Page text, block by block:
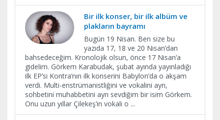
Bir ilk konser, bir ilk albüm ve
plakların bayramı
Bugün 19 Nisan. Ben size bu
yazıda 17, 18 ve 20 Nisan’dan
bahsedeceğim. Kronolojik olsun, önce 17 Nisan’a
gidelim. Görkem Karabudak, şubat ayında yayınladığı
ilk EP’si Kontra’nın ilk konserini Babylon’da o akşam
verdi. Multi-enstrümanistliğini ve vokalini ayrı,
sohbetini muhabbetini ayrı sevdiğim bir isim Görkem.
Onu uzun yıllar Çilekeş’in vokali o ...